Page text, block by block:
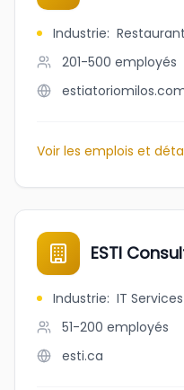
Industrie:
201-500 employés
Voir les emplois et
ESTI
Industrie: IT
51-200 employés
esti.ca